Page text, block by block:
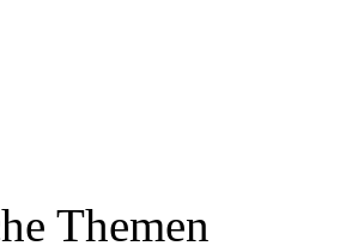
Themen